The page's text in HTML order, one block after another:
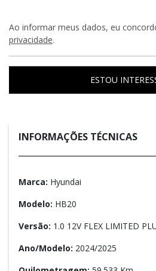
Ao informar meus dados, eu
privacidade.
ESTOU
INFORMAÇÕES TÉCNICAS
Marca: Hyundai
Modelo: HB20
Versão: 1.0 12V FLEX LIMITED
Ano/Modelo: 2024/2025